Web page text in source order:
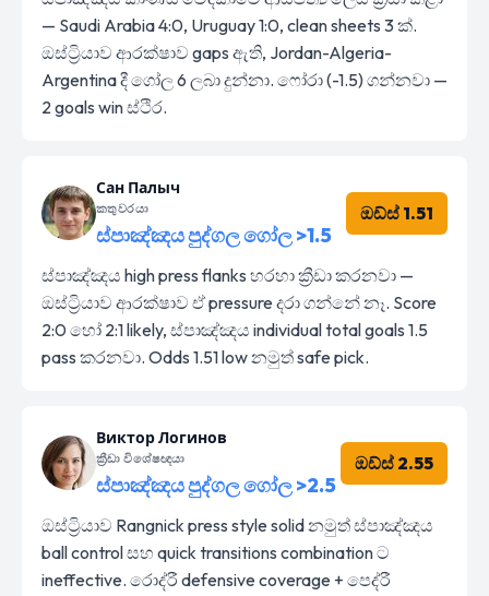
— Saudi Arabia 4:0, Uruguay 1:0, clean sheets 3 ක්.
ඔස්ට්‍රියාව ආරක්ෂාව gaps ඇති, Jordan-Algeria-
Argentina දී ගෝල 6 ලබා දුන්නා. ෆෝරා (-1.5) ගන්නවා —
2 goals win ස්ථිර.
Сан Палыч
කතුවරයා
ස්පාඤ්ඤය පුද්ගල ගෝල >1.5
ඔඩ්ස් 1.51
ස්පාඤ්ඤය high press flanks හරහා ක්‍රීඩා කරනවා —
ඔස්ට්‍රියාව ආරක්ෂාව ඒ pressure දරා ගන්නේ නෑ. Score
2:0 හෝ 2:1 likely, ස්පාඤ්ඤය individual total goals 1.5
pass කරනවා. Odds 1.51 low නමුත් safe pick.
Виктор Логинов
ක්‍රීඩා විශේෂඥයා
ස්පාඤ්ඤය පුද්ගල ගෝල >2.5
ඔඩ්ස් 2.55
ඔස්ට්‍රියාව Rangnick press style solid නමුත් ස්පාඤ්ඤය
ball control සහ quick transitions combination ට
ineffective. රොද්රී defensive coverage + පෙද්රී